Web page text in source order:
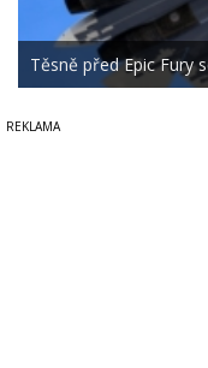
Těsně před Epic Fury